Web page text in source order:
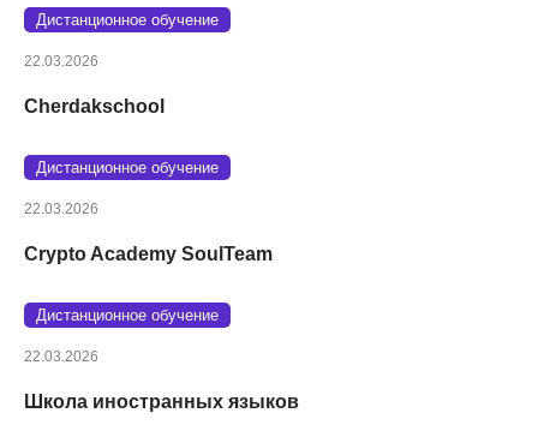
Дистанционное обучение
22.03.2026
Cherdakschool
Дистанционное обучение
22.03.2026
Crypto Academy SoulTeam
Дистанционное обучение
22.03.2026
Школа иностранных языков